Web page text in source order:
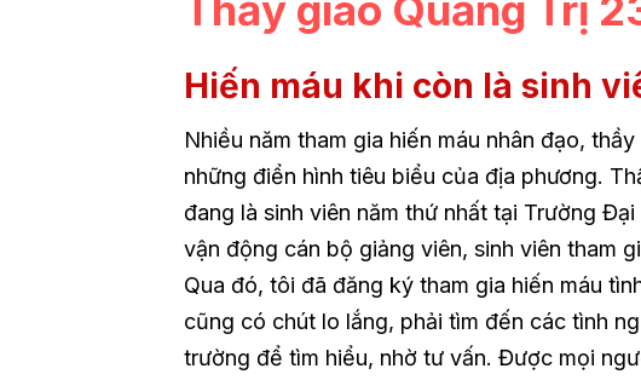
Hiến máu khi còn là sinh
Nhiều năm tham gia hiến máu nhân đạo,
những điển hình tiêu biểu của địa phương.
đang là sinh viên năm thứ nhất tại Trường
vận động cán bộ giảng viên, sinh viên tham
Qua đó, tôi đã đăng ký tham gia hiến máu
cũng có chút lo lắng, phải tìm đến các tình
trường để tìm hiểu, nhờ tư vấn. Được mọi